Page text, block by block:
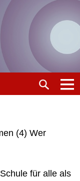
(4) Wer
für alle als